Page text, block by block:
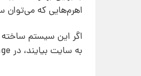
اهرم‌هایی که
اگر این سیستم ساخته
به سایت بیایند، در Landing Page، ایمیل خود را وارد کنند و بعد از آن ایمیل‌مارکتینگ انجام ‌شود و افراد خرید کنند.